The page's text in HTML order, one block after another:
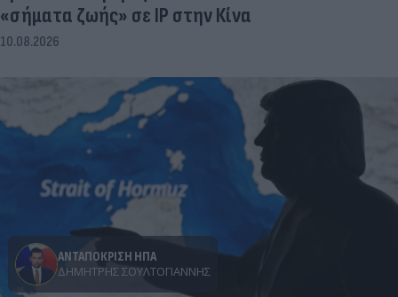
«σήματα ζωής» σε IP στην Κίνα
10.08.2026
ΑΝΤΑΠΟΚΡΙΣΗ ΗΠΑ
ΔΗΜΉΤΡΗΣ ΣΟΥΛΤΟΓΙΆΝΝΗΣ